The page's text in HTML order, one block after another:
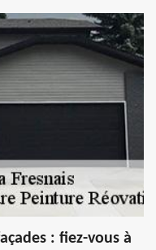
: fiez-vous à